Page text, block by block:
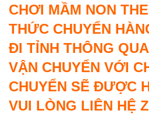
CHƠI MẦM NON
THỨC CHUYỂN
ĐI TỈNH THÔNG
VẬN CHUYỂN VỚI
CHUYỂN SẼ ĐƯỢC
VUI LÒNG LIÊN HỆ